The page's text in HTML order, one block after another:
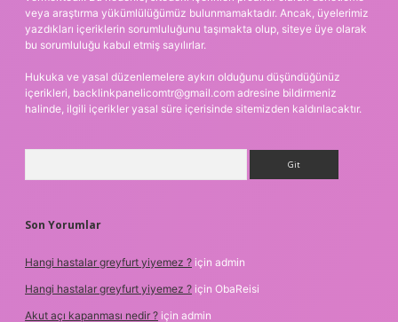
veya araştırma yükümlülüğümüz bulunmamaktadır. Ancak, üyelerimiz
yazdıkları içeriklerin sorumluluğunu taşımakta olup, siteye üye olarak
bu sorumluluğu kabul etmiş sayılırlar.
Hukuka ve yasal düzenlemelere aykırı olduğunu düşündüğünüz
içerikleri, backlinkpanelicomtr@gmail.com adresine bildirmeniz
halinde, ilgili içerikler yasal süre içerisinde sitemizden kaldırılacaktır.
Son Yorumlar
Hangi hastalar greyfurt yiyemez ? için admin
Hangi hastalar greyfurt yiyemez ? için ObaReisi
Akut açı kapanması nedir ? için admin